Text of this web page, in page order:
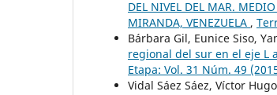
DEL NIVEL DEL MAR.
MIRANDA, VENEZUELA ,
Bárbara Gil, Eunice Siso,
regional del sur en el eje L
Etapa: Vol. 31 Núm. 49
Vidal Sáez Sáez, Víctor